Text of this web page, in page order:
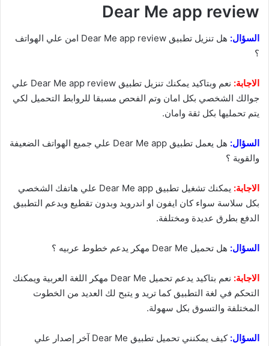
Dear Me app review
السؤال:
هل تنزيل تطبيق Dear Me app review امن علي الهواتف
؟
الاجابة:
نعم وبتاكيد يمكنك تنزيل تطبيق Dear Me app review علي
جوالك الشخصي بكل امان وتم الفحص مسبقا للروابط التحميل لكي
يتم تحمليها بكل ثقة وامان.
السؤال:
هل يعمل تطبيق Dear Me app علي جميع الهواتف الضعيفة
والقوية ؟
الاجابة:
يمكنك تشغيل تطبيق Dear Me app علي هاتفك الشخصي
بكل سلاسة سواء كان ايفون او اندرويد وبدون تقطيع ويدعم التطبيق
الدفع بطرق عديدة ومختلفة.
السؤال: هل تحميل Dear Me مهكر يدعم خطوط عربيه ؟
الاجابة:
نعم بتاكيد يدعم تحميل Dear Me مهكر اللغة العربية ويمكنك
التحكم في لغة التطبيق كما تريد و يتبح لك العديد من الخطوت
المختلفة والتسوق بكل سهولة.
السؤال:
كيف يمكنني تحميل تطبيق Dear Me آخر إصدار علي